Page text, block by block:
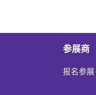
参展商
报名参展